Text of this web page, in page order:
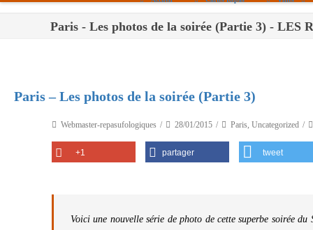
Paris
Nantes
Tours
Paris - Les photos de la soirée (Partie 3) - LES
Paris – Les photos de la soirée (Partie 3)
Webmaster-repasufologiques 28/01/2015 Paris, Uncategorized
+1 partager tweet
Voici une nouvelle série de photo de cette superbe soirée du